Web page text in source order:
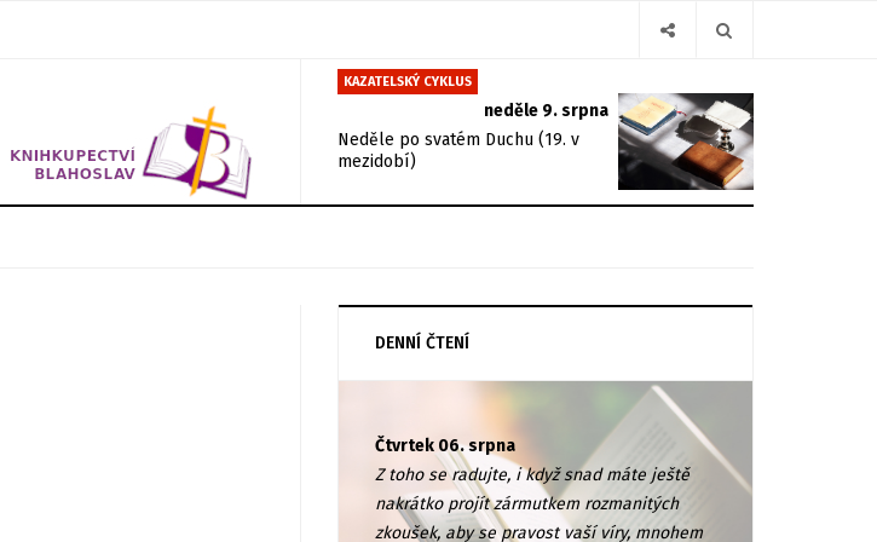
KAZATELSKÝ CYKLUS
neděle 9. srpna
Neděle po svatém Duchu (19. v
mezidobí)
DENNÍ ČTENÍ
Čtvrtek 06. srpna
Z toho se radujte, i když snad máte ještě
nakrátko projít zármutkem rozmanitých
zkoušek, aby se pravost vaší víry, mnohem